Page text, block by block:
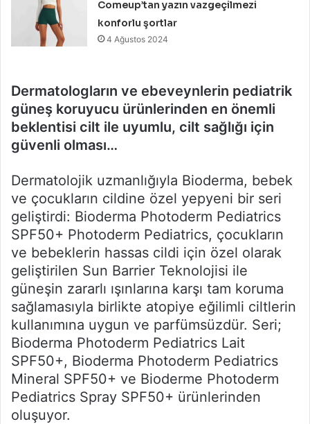
Comeup’tan yazın vazgeçilmezi
konforlu şortlar
4 Ağustos 2024
Dermatologların ve ebeveynlerin pediatrik
güneş koruyucu ürünlerinden en önemli
beklentisi cilt ile uyumlu, cilt sağlığı için
güvenli olması…
Dermatolojik uzmanlığıyla Bioderma, bebek
ve çocukların cildine özel yepyeni bir seri
geliştirdi: Bioderma Photoderm Pediatrics
SPF50+ Photoderm Pediatrics, çocukların
ve bebeklerin hassas cildi için özel olarak
geliştirilen Sun Barrier Teknolojisi ile
güneşin zararlı ışınlarına karşı tam koruma
sağlamasıyla birlikte atopiye eğilimli ciltlerin
kullanımına uygun ve parfümsüzdür. Seri;
Bioderma Photoderm Pediatrics Lait
SPF50+, Bioderma Photoderm Pediatrics
Mineral SPF50+ ve Bioderme Photoderm
Pediatrics Spray SPF50+ ürünlerinden
oluşuyor.